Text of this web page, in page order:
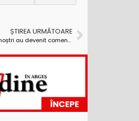
ȘTIREA URMĂTOARE
Ion Dumitru: o parte din ,,atotștiutorii“ noștri au devenit comentatori ai războiului, deși ei habar nu au unde este Kievul!